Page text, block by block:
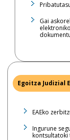
Gai
Egoitza Judizial
EAEko
Ingurune
kontsultatoki